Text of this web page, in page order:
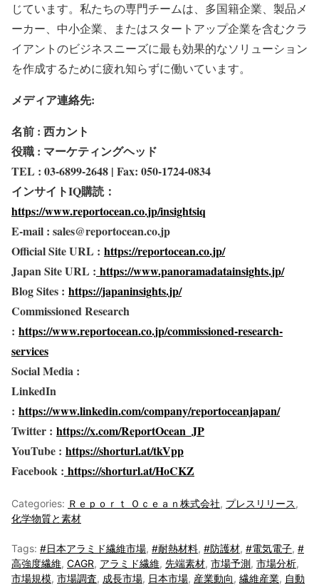
じています。私たちの専門チームは、多国籍企業、製品メ
ーカー、中小企業、またはスタートアップ企業を含むクラ
イアントのビジネスニーズに最も効果的なソリューション
を作成するために疲れ知らずに働いています。
メディア連絡先:
名前 : 西カント
役職 : マーケティングヘッド
TEL : 03-6899-2648 | Fax: 050-1724-0834
インサイトIQ購読：
https://www.reportocean.co.jp/insightsiq
E-mail : sales@reportocean.co.jp
Official Site URL : https://reportocean.co.jp/
Japan Site URL : https://www.panoramadatainsights.jp/
Blog Sites : https://japaninsights.jp/
Commissioned Research
: https://www.reportocean.co.jp/commissioned-research-
services
Social Media :
LinkedIn
: https://www.linkedin.com/company/reportoceanjapan/
Twitter : https://x.com/ReportOcean_JP
YouTube : https://shorturl.at/tkVpp
Facebook : https://shorturl.at/HoCKZ
Categories: Ｒｅｐｏｒｔ Ｏｃｅａｎ株式会社, プレスリリース,
化学物質と素材
Tags: #日本アラミド繊維市場, #耐熱材料, #防護材, #電気電子, #
高強度繊維, CAGR, アラミド繊維, 先端素材, 市場予測, 市場分析,
市場規模, 市場調査, 成長市場, 日本市場, 産業動向, 繊維産業, 自動